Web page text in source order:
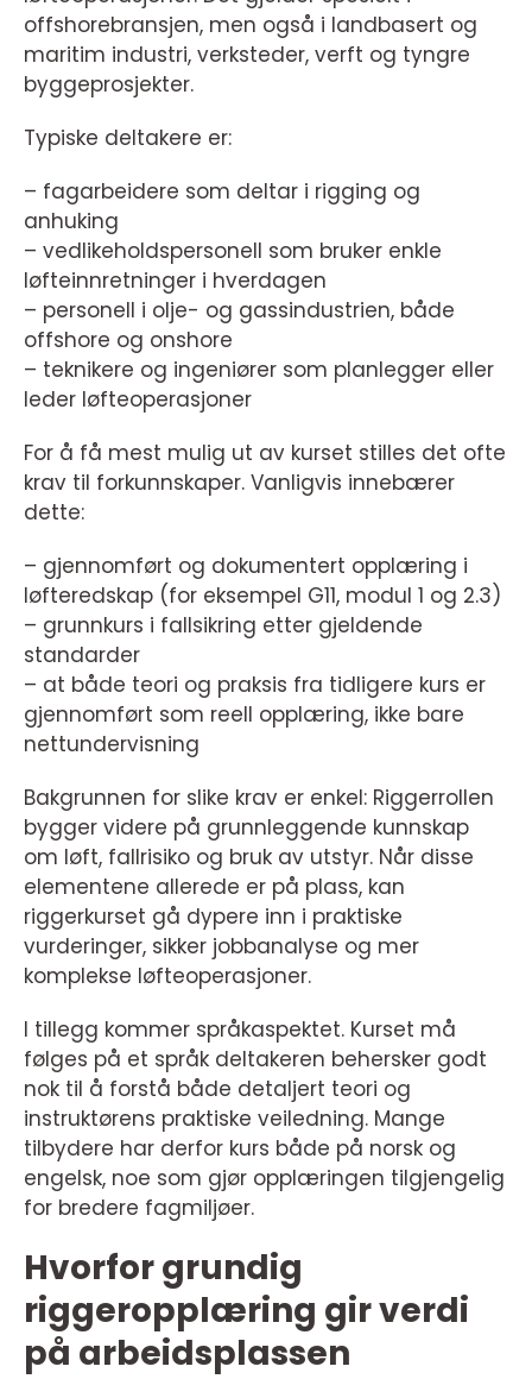
offshorebransjen, men også i landbasert og
maritim industri, verksteder, verft og tyngre
byggeprosjekter.
Typiske deltakere er:
– fagarbeidere som deltar i rigging og
anhuking
– vedlikeholdspersonell som bruker enkle
løfteinnretninger i hverdagen
– personell i olje- og gassindustrien, både
offshore og onshore
– teknikere og ingeniører som planlegger eller
leder løfteoperasjoner
For å få mest mulig ut av kurset stilles det ofte
krav til forkunnskaper. Vanligvis innebærer
dette:
– gjennomført og dokumentert opplæring i
løfteredskap (for eksempel G11, modul 1 og 2.3)
– grunnkurs i fallsikring etter gjeldende
standarder
– at både teori og praksis fra tidligere kurs er
gjennomført som reell opplæring, ikke bare
nettundervisning
Bakgrunnen for slike krav er enkel: Riggerrollen
bygger videre på grunnleggende kunnskap
om løft, fallrisiko og bruk av utstyr. Når disse
elementene allerede er på plass, kan
riggerkurset gå dypere inn i praktiske
vurderinger, sikker jobbanalyse og mer
komplekse løfteoperasjoner.
I tillegg kommer språkaspektet. Kurset må
følges på et språk deltakeren behersker godt
nok til å forstå både detaljert teori og
instruktørens praktiske veiledning. Mange
tilbydere har derfor kurs både på norsk og
engelsk, noe som gjør opplæringen tilgjengelig
for bredere fagmiljøer.
Hvorfor grundig
riggeropplæring gir verdi
på arbeidsplassen